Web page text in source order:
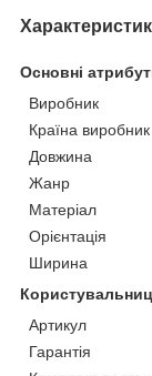
Основні
Виробник
Країна виробник
Довжина
Жанр
Матеріал
Орієнтація
Ширина
Артикул
Гарантія